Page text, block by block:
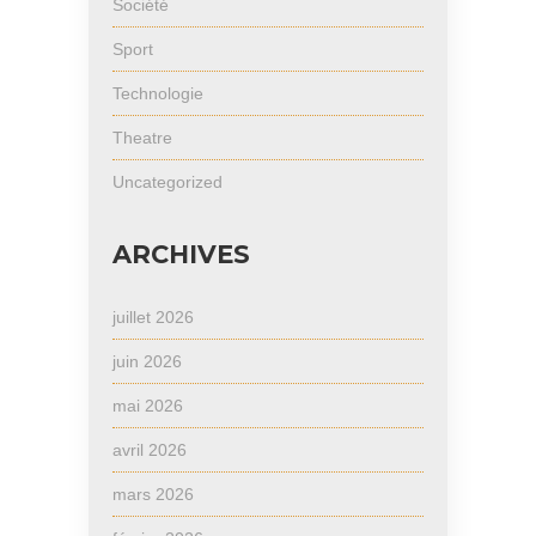
Société
Sport
Technologie
Theatre
Uncategorized
ARCHIVES
juillet 2026
juin 2026
mai 2026
avril 2026
mars 2026